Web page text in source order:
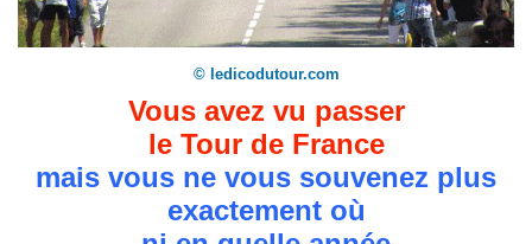
© ledicodutour.com
Vous avez vu passer
le Tour de France
mais vous ne vous souvenez plus
exactement où